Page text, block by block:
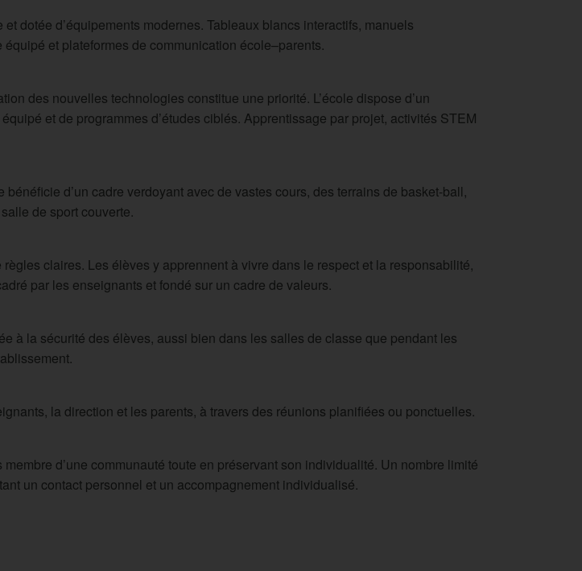
dotée d’équipements modernes. Tableaux blancs interactifs, manuels
et plateformes de communication école–parents.
des nouvelles technologies constitue une priorité. L’école dispose d’un
et de programmes d’études ciblés. Apprentissage par projet, activités STEM
bénéficie d’un cadre verdoyant avec de vastes cours, des terrains de basket-ball,
de sport couverte.
règles claires. Les élèves y apprennent à vivre dans le respect et la responsabilité,
par les enseignants et fondé sur un cadre de valeurs.
à la sécurité des élèves, aussi bien dans les salles de classe que pendant les
la direction et les parents, à travers des réunions planifiées ou ponctuelles.
d’une communauté toute en préservant son individualité. Un nombre limité
un contact personnel et un accompagnement individualisé.